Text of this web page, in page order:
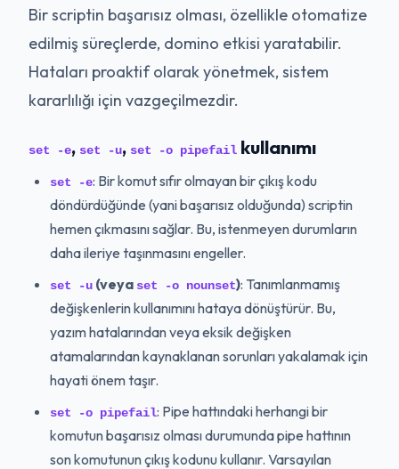
Bir scriptin başarısız olması, özellikle otomatize
edilmiş süreçlerde, domino etkisi yaratabilir.
Hataları proaktif olarak yönetmek, sistem
kararlılığı için vazgeçilmezdir.
set -e, set -u, set -o pipefail kullanımı
set -e: Bir komut sıfır olmayan bir çıkış kodu
döndürdüğünde (yani başarısız olduğunda) scriptin
hemen çıkmasını sağlar. Bu, istenmeyen durumların
daha ileriye taşınmasını engeller.
set -u (veya set -o nounset): Tanımlanmamış
değişkenlerin kullanımını hataya dönüştürür. Bu,
yazım hatalarından veya eksik değişken
atamalarından kaynaklanan sorunları yakalamak için
hayati önem taşır.
set -o pipefail: Pipe hattındaki herhangi bir
komutun başarısız olması durumunda pipe hattının
son komutunun çıkış kodunu kullanır. Varsayılan